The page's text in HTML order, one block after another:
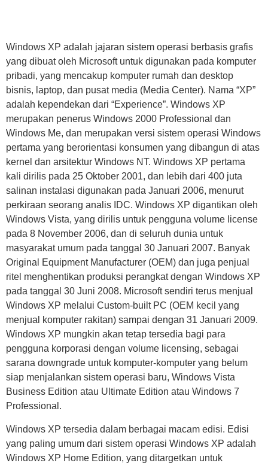
Windows XP adalah jajaran sistem operasi berbasis grafis
yang dibuat oleh Microsoft untuk digunakan pada komputer
pribadi, yang mencakup komputer rumah dan desktop
bisnis, laptop, dan pusat media (Media Center). Nama “XP”
adalah kependekan dari “Experience”. Windows XP
merupakan penerus Windows 2000 Professional dan
Windows Me, dan merupakan versi sistem operasi Windows
pertama yang berorientasi konsumen yang dibangun di atas
kernel dan arsitektur Windows NT. Windows XP pertama
kali dirilis pada 25 Oktober 2001, dan lebih dari 400 juta
salinan instalasi digunakan pada Januari 2006, menurut
perkiraan seorang analis IDC. Windows XP digantikan oleh
Windows Vista, yang dirilis untuk pengguna volume license
pada 8 November 2006, dan di seluruh dunia untuk
masyarakat umum pada tanggal 30 Januari 2007. Banyak
Original Equipment Manufacturer (OEM) dan juga penjual
ritel menghentikan produksi perangkat dengan Windows XP
pada tanggal 30 Juni 2008. Microsoft sendiri terus menjual
Windows XP melalui Custom-built PC (OEM kecil yang
menjual komputer rakitan) sampai dengan 31 Januari 2009.
Windows XP mungkin akan tetap tersedia bagi para
pengguna korporasi dengan volume licensing, sebagai
sarana downgrade untuk komputer-komputer yang belum
siap menjalankan sistem operasi baru, Windows Vista
Business Edition atau Ultimate Edition atau Windows 7
Professional.
Windows XP tersedia dalam berbagai macam edisi. Edisi
yang paling umum dari sistem operasi Windows XP adalah
Windows XP Home Edition, yang ditargetkan untuk